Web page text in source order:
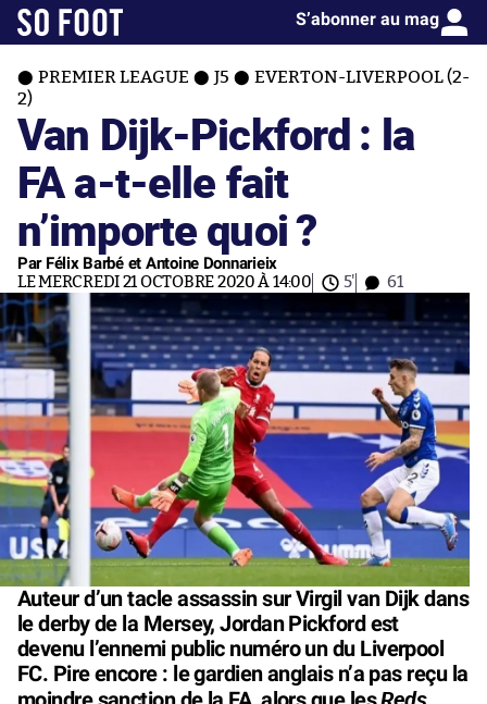
S’abonner au mag
PREMIER LEAGUE J5
EVERTON-LIVERPOOL (2-
2)
Van Dijk-Pickford : la
FA a-t-elle fait
n’importe quoi ?
Par Félix Barbé et Antoine Donnarieix
LE MERCREDI 21 OCTOBRE 2020 À 14:00 5' 61
Auteur d’un tacle assassin sur Virgil van Dijk dans
le derby de la Mersey, Jordan Pickford est
devenu l’ennemi public numéro un du Liverpool
FC. Pire encore : le gardien anglais n’a pas reçu la